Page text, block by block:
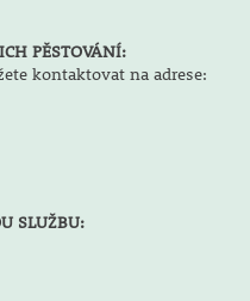
PĚSTOVÁNÍ:
kontaktovat na adrese:
SLUŽBU: